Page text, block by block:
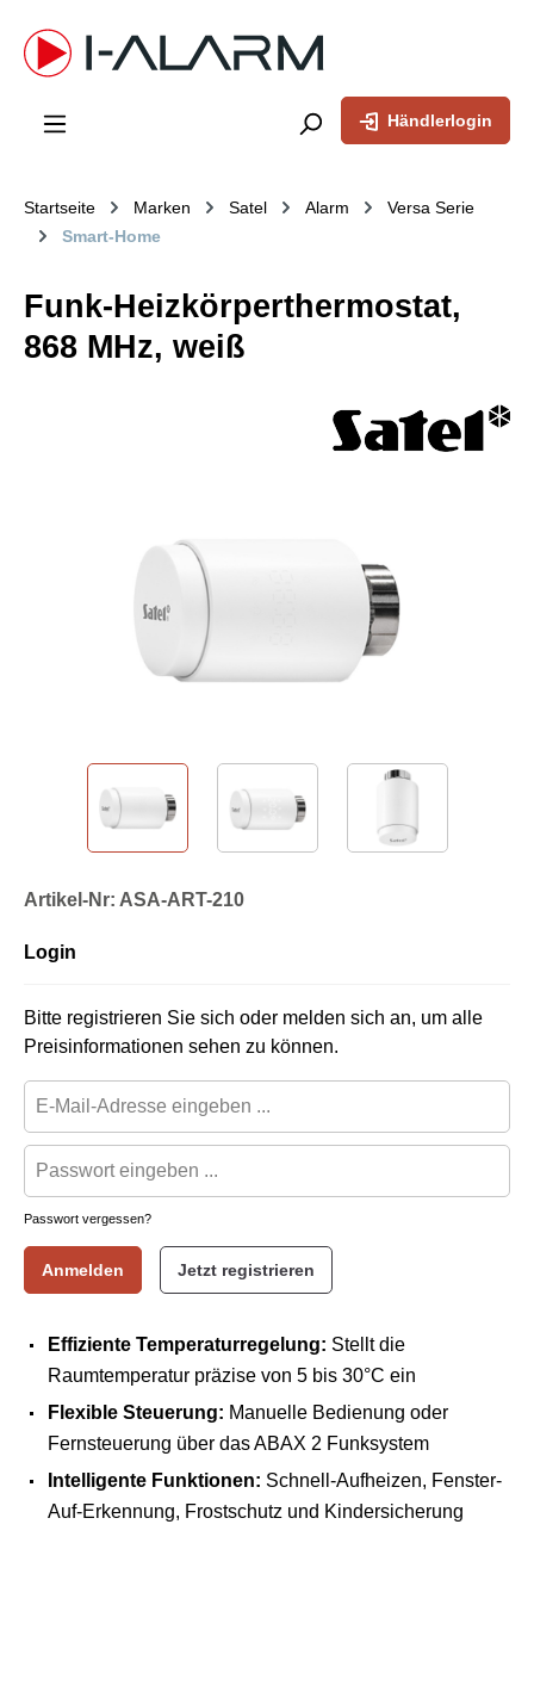
springen
Händlerlogin
Startseite Marken Satel Alarm
Versa Serie
Smart-Home
Funk-Heizkörperthermostat,
868 MHz, weiß
Artikel-Nr: ASA-ART-210
Login
Bitte registrieren Sie sich oder melden sich an, um alle
Preisinformationen sehen zu können.
Passwort vergessen?
Anmelden Jetzt registrieren
Effiziente Temperaturregelung: Stellt die
Raumtemperatur präzise von 5 bis 30°C ein
Flexible Steuerung: Manuelle Bedienung oder
Fernsteuerung über das ABAX 2 Funksystem
Intelligente Funktionen: Schnell-Aufheizen, Fenster-
Auf-Erkennung, Frostschutz und Kindersicherung